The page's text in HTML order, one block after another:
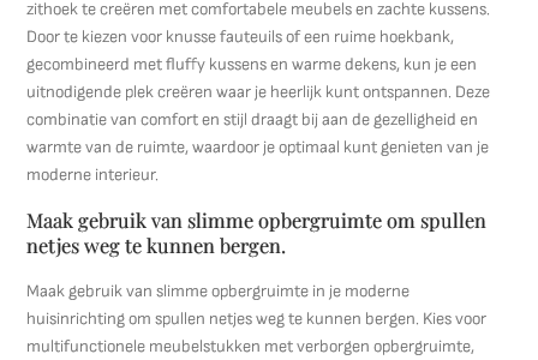
zithoek te creëren met comfortabele meubels en zachte kussens.
Door te kiezen voor knusse fauteuils of een ruime hoekbank,
gecombineerd met fluffy kussens en warme dekens, kun je een
uitnodigende plek creëren waar je heerlijk kunt ontspannen. Deze
combinatie van comfort en stijl draagt bij aan de gezelligheid en
warmte van de ruimte, waardoor je optimaal kunt genieten van je
moderne interieur.
Maak gebruik van slimme opbergruimte om spullen
netjes weg te kunnen bergen.
Maak gebruik van slimme opbergruimte in je moderne
huisinrichting om spullen netjes weg te kunnen bergen. Kies voor
multifunctionele meubelstukken met verborgen opbergruimte,